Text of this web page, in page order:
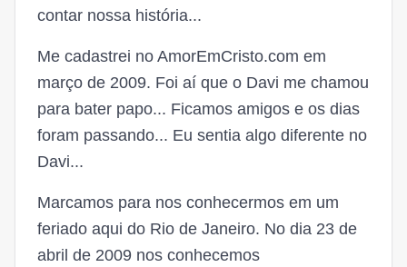
contar nossa história...
Me cadastrei no AmorEmCristo.com em
março de 2009. Foi aí que o Davi me chamou
para bater papo... Ficamos amigos e os dias
foram passando... Eu sentia algo diferente no
Davi...
Marcamos para nos conhecermos em um
feriado aqui do Rio de Janeiro. No dia 23 de
abril de 2009 nos conhecemos